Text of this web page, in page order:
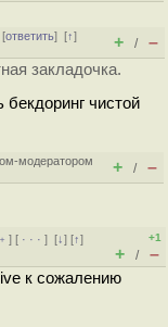
[ответить][↑]
+ / –
закладочка.
чистой
модератором
+ / –
] [ · · ·][↓] [↑]
+1
+ / –
к сожалению